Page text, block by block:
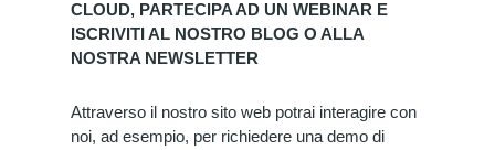
CLOUD, PARTECIPA AD UN WEBINAR E
ISCRIVITI AL NOSTRO BLOG O ALLA
NOSTRA NEWSLETTER
Attraverso il nostro sito web potrai interagire con
noi, ad esempio, per richiedere una demo di